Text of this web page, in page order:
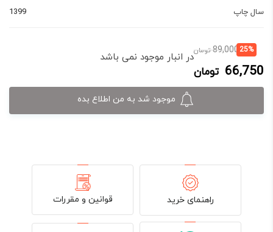
سال چاپ 1399
25%
89,000 تومانقیمت
اصلی:
66,750 تومان
قیمت
فعلی:
66,750 تومان.
در انبار موجود نمی باشد
موجود شد به من اطلاع بده
راهنمای خرید قوانین و مقررات